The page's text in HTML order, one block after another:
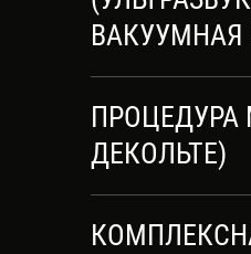
ВАКУУМНАЯ
ДЕКОЛЬТЕ)